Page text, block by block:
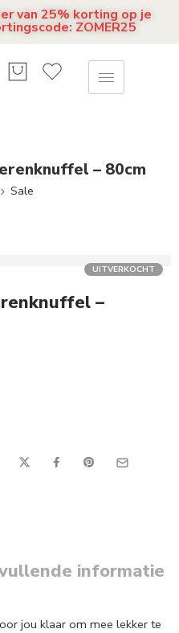
van 25% korting op je
ZOMER25
– 80cm
Sale
UITVERKOCHT
–
informatie
jou klaar om mee lekker te